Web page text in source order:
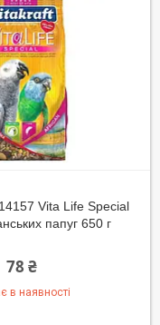
Vita Life Special
папуг 650 г
78 ₴
в наявності